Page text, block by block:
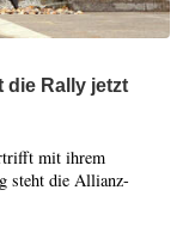
die Rally jetzt
mit ihrem
steht die Allianz-